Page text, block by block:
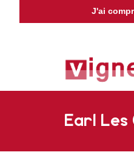
J'ai
Earl